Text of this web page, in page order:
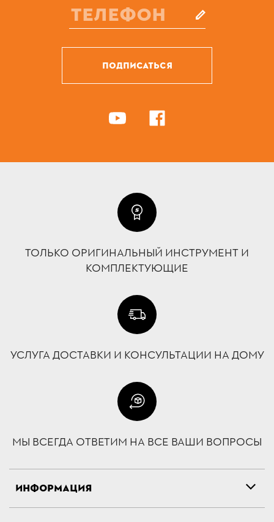
ПОДПИСАТЬСЯ
ТОЛЬКО ОРИГИНАЛЬНЫЙ ИНСТРУМЕНТ И
КОМПЛЕКТУЮЩИЕ
УСЛУГА ДОСТАВКИ И КОНСУЛЬТАЦИИ НА ДОМУ
МЫ ВСЕГДА ОТВЕТИМ НА ВСЕ ВАШИ ВОПРОСЫ
ИНФОРМАЦИЯ